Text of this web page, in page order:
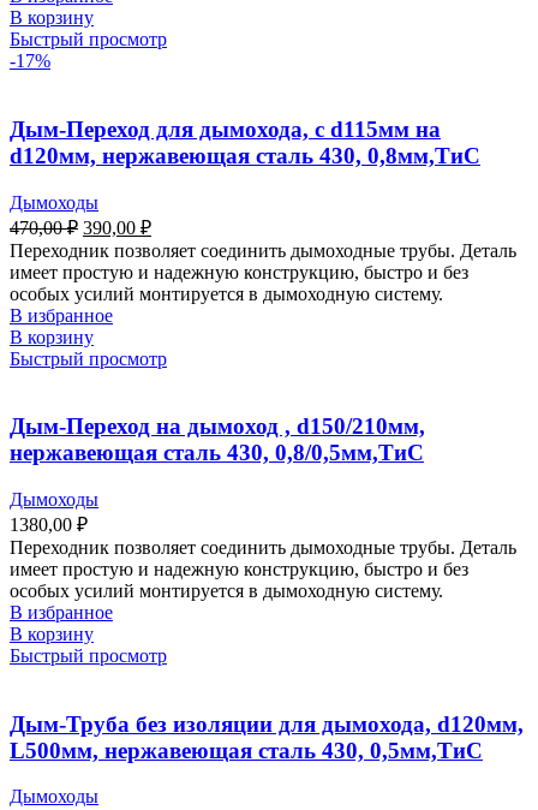
В корзину
Быстрый просмотр
-17%
Дым-Переход для дымохода, с d115мм на
d120мм, нержавеющая сталь 430, 0,8мм,ТиС
Дымоходы
470,00₽ 390,00 ₽
Переходник позволяет соединить дымоходные трубы. Деталь
имеет простую и надежную конструкцию, быстро и без
особых усилий монтируется в дымоходную систему.
В избранное
В корзину
Быстрый просмотр
Дым-Переход на дымоход , d150/210мм,
нержавеющая сталь 430, 0,8/0,5мм,ТиС
Дымоходы
1380,00 ₽
Переходник позволяет соединить дымоходные трубы. Деталь
имеет простую и надежную конструкцию, быстро и без
особых усилий монтируется в дымоходную систему.
В избранное
В корзину
Быстрый просмотр
Дым-Труба без изоляции для дымохода, d120мм,
L500мм, нержавеющая сталь 430, 0,5мм,ТиС
Дымоходы